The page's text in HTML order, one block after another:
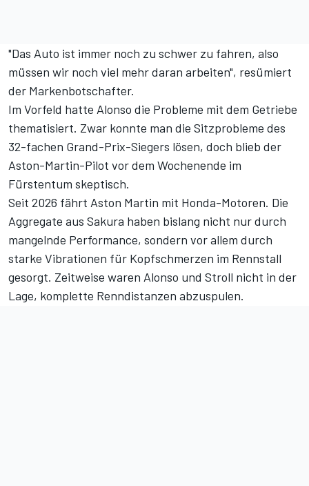
"Das Auto ist immer noch zu schwer zu fahren, also
müssen wir noch viel mehr daran arbeiten", resümiert
der Markenbotschafter.
Im Vorfeld hatte Alonso die Probleme mit dem Getriebe
thematisiert. Zwar konnte man die Sitzprobleme des
32-fachen Grand-Prix-Siegers lösen, doch blieb der
Aston-Martin-Pilot vor dem Wochenende im
Fürstentum skeptisch.
Seit 2026 fährt Aston Martin mit Honda-Motoren. Die
Aggregate aus Sakura haben bislang nicht nur durch
mangelnde Performance, sondern vor allem durch
starke Vibrationen für Kopfschmerzen im Rennstall
gesorgt. Zeitweise waren Alonso und Stroll nicht in der
Lage, komplette Renndistanzen abzuspulen.